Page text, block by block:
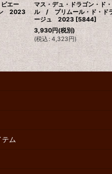
エー
2023
マス・デュ・ドラゴン・ド
ル / プリムール・ド・ド
ージュ 2023 [5844]
3,930円(税別)
(税込 : 4,323円)
テム